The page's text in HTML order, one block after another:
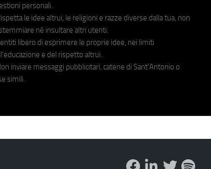
personali.
le idee altrui, le religioni e razze diverse dalla tua, non
né insultare altri utenti.
libero di esprimere le proprie idee, nei limiti
e del rispetto altrui.
inviare messaggi pubblicitari, catene di Sant'Antonio o
simili.